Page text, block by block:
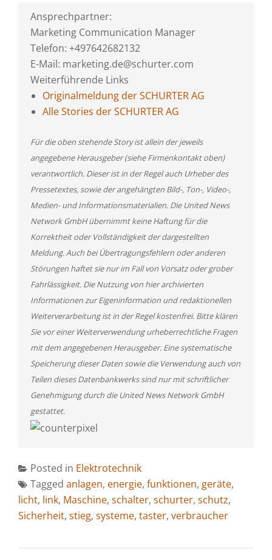
Ansprechpartner:
Marketing Communication Manager
Telefon: +497642682132
E-Mail: marketing.de@schurter.com
Weiterführende Links
Originalmeldung der SCHURTER AG
Alle Stories der SCHURTER AG
Für die oben stehende Story ist allein der jeweils
angegebene Herausgeber (siehe Firmenkontakt oben)
verantwortlich. Dieser ist in der Regel auch Urheber des
Pressetextes, sowie der angehängten Bild-, Ton-, Video-,
Medien- und Informationsmaterialien. Die United News
Network GmbH übernimmt keine Haftung für die
Korrektheit oder Vollständigkeit der dargestellten
Meldung. Auch bei Übertragungsfehlern oder anderen
Störungen haftet sie nur im Fall von Vorsatz oder grober
Fahrlässigkeit. Die Nutzung von hier archivierten
Informationen zur Eigeninformation und redaktionellen
Weiterverarbeitung ist in der Regel kostenfrei. Bitte klären
Sie vor einer Weiterverwendung urheberrechtliche Fragen
mit dem angegebenen Herausgeber. Eine systematische
Speicherung dieser Daten sowie die Verwendung auch von
Teilen dieses Datenbankwerks sind nur mit schriftlicher
Genehmigung durch die United News Network GmbH
gestattet.
Posted in Elektrotechnik
Tagged anlagen, energie, funktionen, geräte,
licht, link, Maschine, schalter, schurter, schutz,
Sicherheit, stieg, systeme, taster, verbraucher